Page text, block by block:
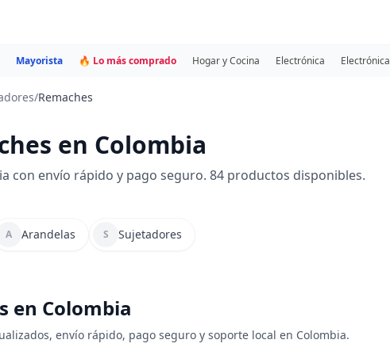
Mayorista 🔥 Lo más comprado Hogar y Cocina Electrónica Electrónica
/Remaches
en Colombia
con envío rápido y pago seguro. 84 productos disponibles.
A Arandelas S Sujetadores
en Colombia
envío rápido, pago seguro y soporte local en Colombia.